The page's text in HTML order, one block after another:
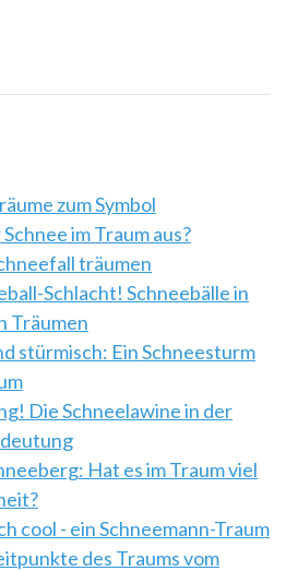
zum Symbol
im Traum aus?
träumen
Schlacht! Schneebälle in
Träumen
stürmisch: Ein Schneesturm
Die Schneelawine in der
Hat es im Traum viel
cool - ein Schneemann-Traum
des Traums vom